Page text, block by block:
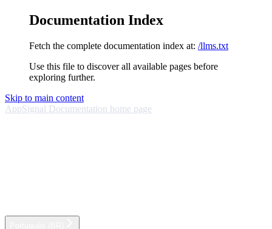
Documentation Index
Fetch the complete documentation index at: /llms.txt
Use this file to discover all available pages before
exploring further.
Skip to main content
AppSignal Documentation home page